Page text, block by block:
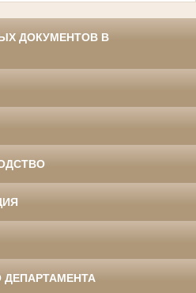
ДОКУМЕНТОВ В
ДЕПАРТАМЕНТА